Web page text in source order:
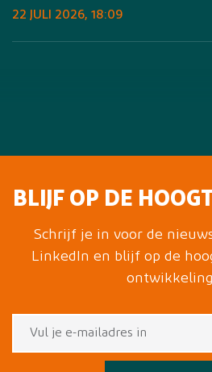
22 JULI 2026, 18:09
BLIJF OP DE
Schrijf je in voor de
LinkedIn en blijf op de